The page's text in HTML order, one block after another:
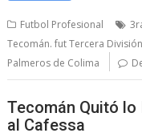
Futbol Profesional
Tecomán. fut Tercera División
Palmeros de Colima
Tecomán Quitó
al Cafessa